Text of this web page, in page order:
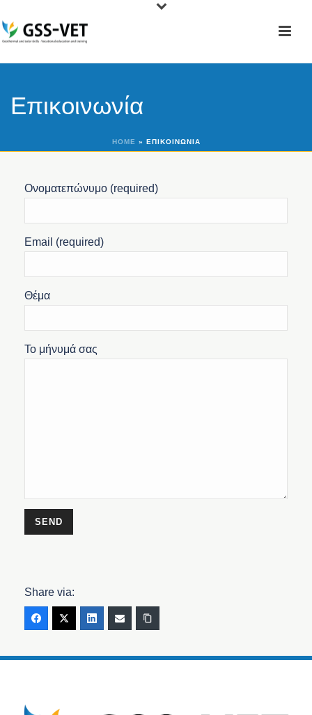
Επικοινωνία
HOME » ΕΠΙΚΟΙΝΩΝΊΑ
Ονοματεπώνυμο (required)
Email (required)
Θέμα
Το μήνυμά σας
Share via: